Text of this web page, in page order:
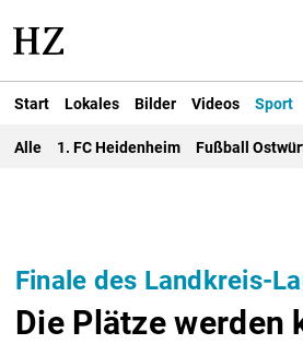
Start Lokales Bilder Videos Sport
Alle 1. FC Heidenheim Fußball
Finale des Landkreis-
Die Plätze werden